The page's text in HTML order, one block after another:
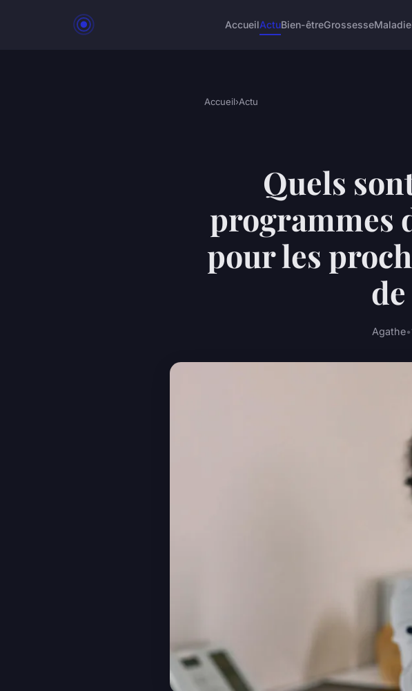
AccueilActuBien-êtreGrossesseMaladie
Accueil›Actu
Quels
programmes
pour les
Agathe•